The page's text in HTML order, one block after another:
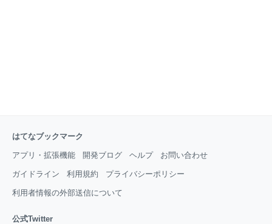
はてなブックマーク
アプリ・拡張機能 開発ブログ ヘルプ お問い合わせ
ガイドライン 利用規約 プライバシーポリシー
利用者情報の外部送信について
公式Twitter